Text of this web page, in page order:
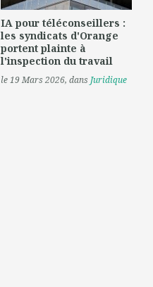
IA pour téléconseillers :
les syndicats d'Orange
portent plainte à
l'inspection du travail
le 19 Mars 2026, dans Juridique